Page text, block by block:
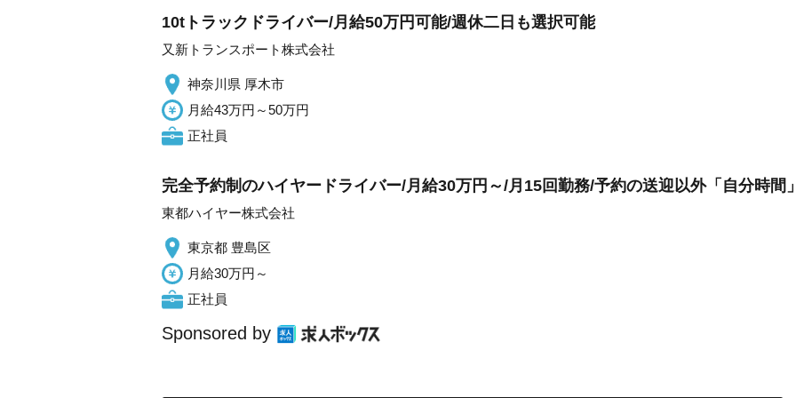
10tトラックドライバー/月給50万円可能/週休二日も選択可能
又新トランスポート株式会社
神奈川県 厚木市
月給43万円～50万円
正社員
完全予約制のハイヤードライバー/月給30万円～/月15回勤務/予約の送迎以外「自分時間
東都ハイヤー株式会社
東京都 豊島区
月給30万円～
正社員
Sponsored by